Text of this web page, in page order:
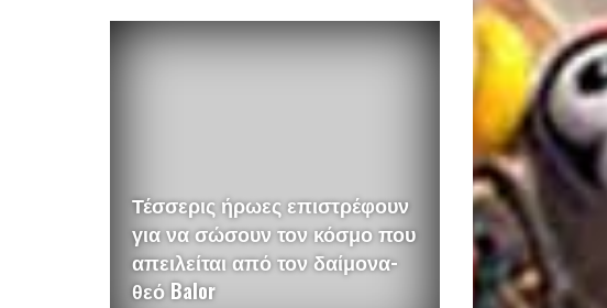
Τέσσερις ήρωες επιστρέφουν
για να σώσουν τον κόσμο που
απειλείται από τον δαίμονα-
θεό Balor